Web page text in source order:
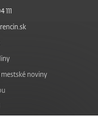
noviny